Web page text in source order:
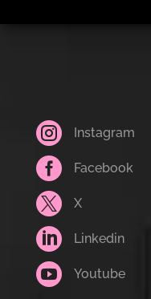
 Instagram
 Facebook
 X
 Linkedin
 Youtube